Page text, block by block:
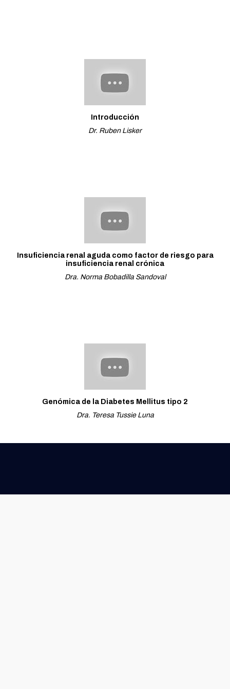
Introducción
Dr. Ruben Lisker
Insuficiencia renal aguda como factor de riesgo para
insuficiencia renal crónica
Dra. Norma Bobadilla Sandoval
Genómica de la Diabetes Mellitus tipo 2
Dra. Teresa Tussie Luna